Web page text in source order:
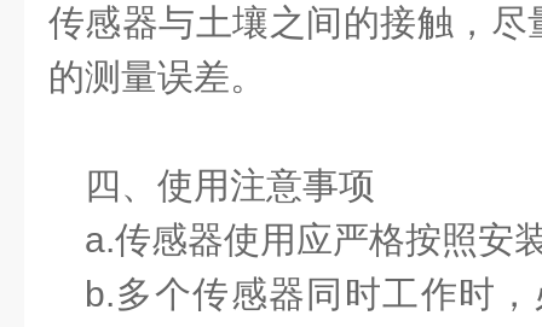
传感器与土壤之间的接触，
的测量误差。
四、使用注意事项
a.传感器使用应严格按照安
b.多个传感器同时工作时